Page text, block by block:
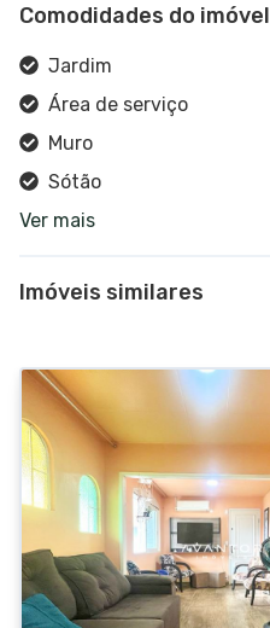
Comodidades do imóvel
Jardim
Área de serviço
Muro
Sótão
Pátio
Cozinha grande
Ver mais
Imóveis similares